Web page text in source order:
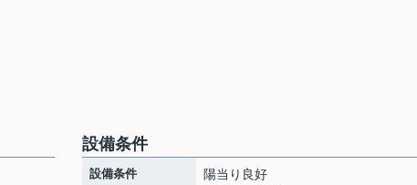
設備条件
設備条件
陽当り良好